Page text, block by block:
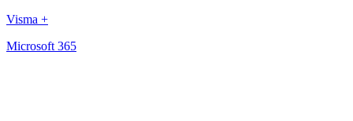
Visma +
Microsoft 365